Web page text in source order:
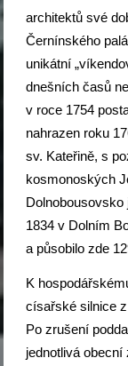
architektů své
Černínského
unikátní
dnešních časů
v roce 1754
nahrazen roku
sv. Kateřině, s
kosmonoských
1834 v Dolním
a působilo zde
K
císařské silnice
Po zrušení
jednotlivá